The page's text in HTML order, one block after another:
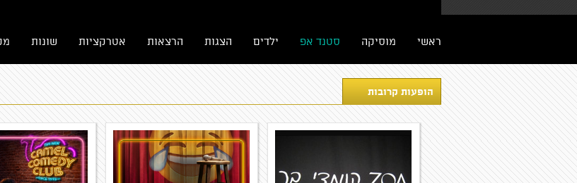
ראשי מוסיקה סטנד אפ ילדים הצגות הרצאות אטרקציות שונות
הופעות קרובות